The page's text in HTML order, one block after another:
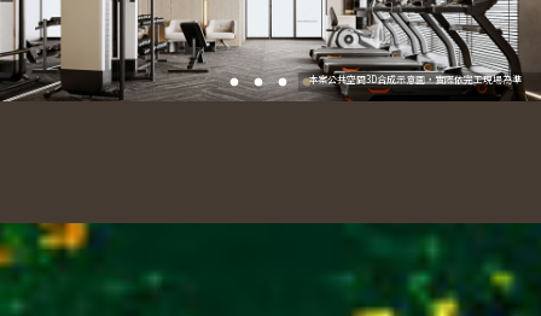
本案公共空間3D合成示意圖，實際依完工現場為準